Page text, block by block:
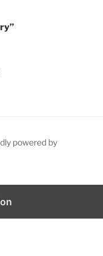
powered by